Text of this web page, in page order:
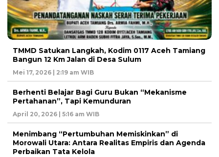
TMMD Satukan Langkah, Kodim 0117 Aceh Tamiang
Bangun 12 Km Jalan di Desa Sulum
Mei 17, 2026 | 2:19 am WIB
Berhenti Belajar Bagi Guru Bukan “Mekanisme
Pertahanan”, Tapi Kemunduran
April 20, 2026 | 5:16 am WIB
Menimbang “Pertumbuhan Memiskinkan” di
Morowali Utara: Antara Realitas Empiris dan Agenda
Perbaikan Tata Kelola